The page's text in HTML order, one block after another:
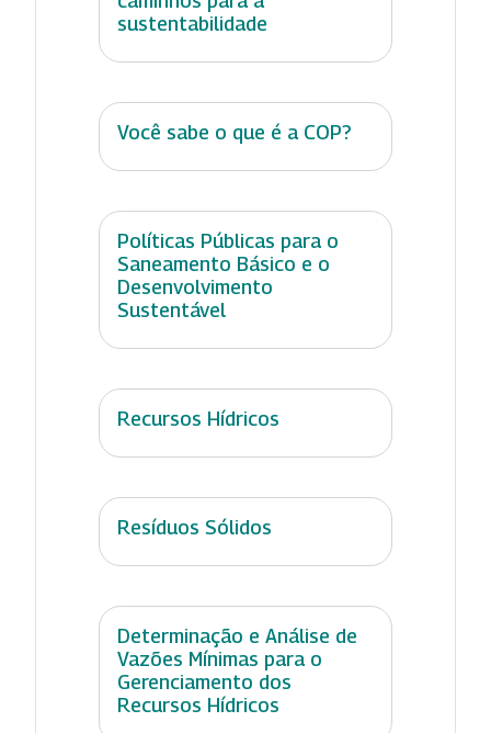
sustentabilidade
Você sabe o que é a COP?
Políticas Públicas para o
Saneamento Básico e o
Desenvolvimento
Sustentável
Recursos Hídricos
Resíduos Sólidos
Determinação e Análise de
Vazões Mínimas para o
Gerenciamento dos
Recursos Hídricos